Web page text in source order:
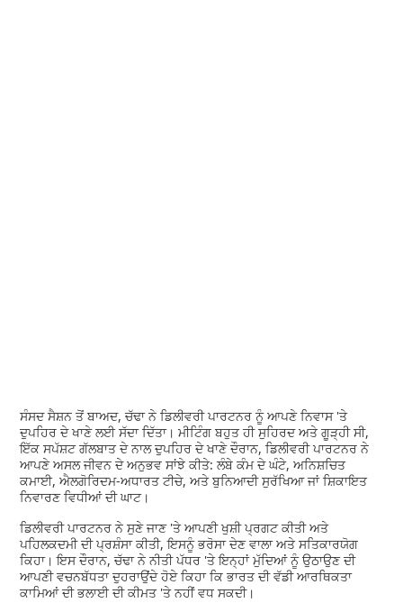
ਸੰਸਦ ਸੈਸ਼ਨ ਤੋਂ ਬਾਅਦ, ਚੱਢਾ ਨੇ ਡਿਲੀਵਰੀ ਪਾਰਟਨਰ ਨੂੰ ਆਪਣੇ ਨਿਵਾਸ 'ਤੇ
ਦੁਪਹਿਰ ਦੇ ਖਾਣੇ ਲਈ ਸੱਦਾ ਦਿੱਤਾ। ਮੀਟਿੰਗ ਬਹੁਤ ਹੀ ਸੁਹਿਰਦ ਅਤੇ ਗੂੜ੍ਹੀ ਸੀ,
ਇੱਕ ਸਪੱਸ਼ਟ ਗੱਲਬਾਤ ਦੇ ਨਾਲ ਦੁਪਹਿਰ ਦੇ ਖਾਣੇ ਦੌਰਾਨ, ਡਿਲੀਵਰੀ ਪਾਰਟਨਰ ਨੇ
ਆਪਣੇ ਅਸਲ ਜੀਵਨ ਦੇ ਅਨੁਭਵ ਸਾਂਝੇ ਕੀਤੇ: ਲੰਬੇ ਕੰਮ ਦੇ ਘੰਟੇ, ਅਨਿਸ਼ਚਿਤ
ਕਮਾਈ, ਐਲਗੋਰਿਦਮ-ਅਧਾਰਤ ਟੀਚੇ, ਅਤੇ ਬੁਨਿਆਦੀ ਸੁਰੱਖਿਆ ਜਾਂ ਸ਼ਿਕਾਇਤ
ਨਿਵਾਰਣ ਵਿਧੀਆਂ ਦੀ ਘਾਟ।
ਡਿਲੀਵਰੀ ਪਾਰਟਨਰ ਨੇ ਸੁਣੇ ਜਾਣ 'ਤੇ ਆਪਣੀ ਖੁਸ਼ੀ ਪ੍ਰਗਟ ਕੀਤੀ ਅਤੇ
ਪਹਿਲਕਦਮੀ ਦੀ ਪ੍ਰਸ਼ੰਸਾ ਕੀਤੀ, ਇਸਨੂੰ ਭਰੋਸਾ ਦੇਣ ਵਾਲਾ ਅਤੇ ਸਤਿਕਾਰਯੋਗ
ਕਿਹਾ। ਇਸ ਦੌਰਾਨ, ਚੱਢਾ ਨੇ ਨੀਤੀ ਪੱਧਰ 'ਤੇ ਇਨ੍ਹਾਂ ਮੁੱਦਿਆਂ ਨੂੰ ਉਠਾਉਣ ਦੀ
ਆਪਣੀ ਵਚਨਬੱਧਤਾ ਦੁਹਰਾਉਂਦੇ ਹੋਏ ਕਿਹਾ ਕਿ ਭਾਰਤ ਦੀ ਵੱਡੀ ਆਰਥਿਕਤਾ
ਕਾਮਿਆਂ ਦੀ ਭਲਾਈ ਦੀ ਕੀਮਤ 'ਤੇ ਨਹੀਂ ਵਧ ਸਕਦੀ।